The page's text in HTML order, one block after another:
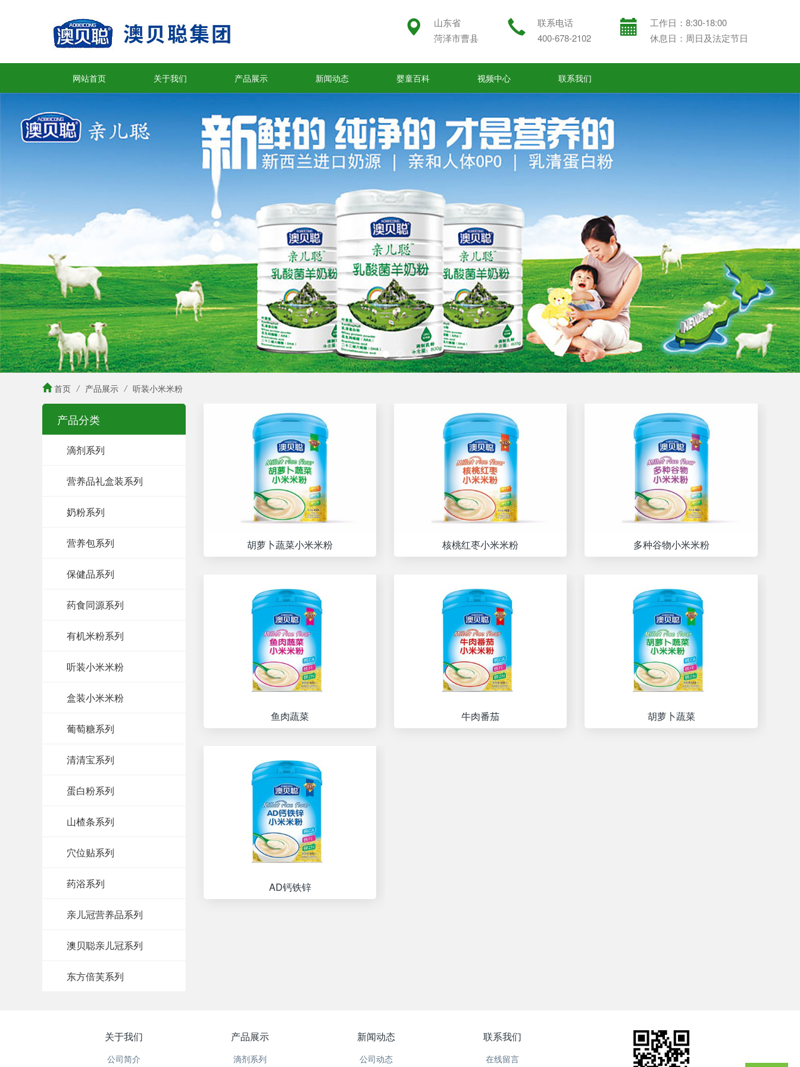
山东省
菏泽市曹县
联系电话
400-678-2102
工作日：8:30-18:00
休息日：周日及法定节日
网站首页 关于我们 产品展示 新闻动态 婴童百科 视频中心 联系我们
首页 / 产品展示 / 听装小米米粉
产品分类
滴剂系列
营养品礼盒装系列
奶粉系列
营养包系列
保健品系列
药食同源系列
有机米粉系列
听装小米米粉
盒装小米米粉
葡萄糖系列
清清宝系列
蛋白粉系列
山楂条系列
穴位贴系列
药浴系列
亲儿冠营养品系列
澳贝聪亲儿冠系列
东方倍芙系列
胡萝卜蔬菜小米米粉 核桃红枣小米米粉 多种谷物小米米粉
鱼肉蔬菜 牛肉番茄 胡萝卜蔬菜
AD钙铁锌
关于我们
公司简介
产品展示
滴剂系列
新闻动态
公司动态
联系我们
在线留言